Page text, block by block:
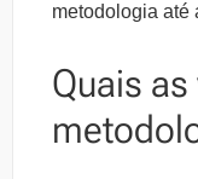
metodologia até
Quais